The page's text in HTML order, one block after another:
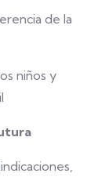
de la
niños y